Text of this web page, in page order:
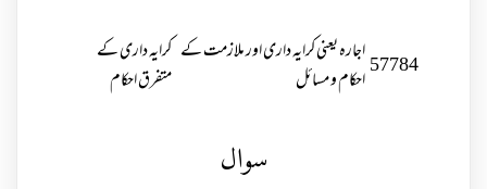
57784اجارہ یعنی کرایہ داری اور ملازمت کے
احکام و مسائل
کرایہ داری کے
متفرق احکام
سوال